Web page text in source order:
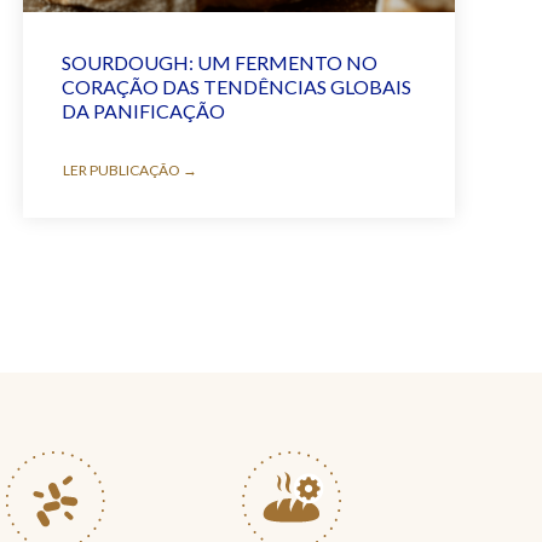
SOURDOUGH: UM FERMENTO NO
CORAÇÃO DAS TENDÊNCIAS GLOBAIS
DA PANIFICAÇÃO
LER PUBLICAÇÃO →